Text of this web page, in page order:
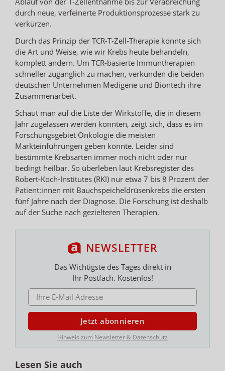
durch neue, verfeinerte Produktionsprozesse stark zu
verkürzen.
Durch das Prinzip der TCR-T-Zell-Therapie könnte sich
die Art und Weise, wie wir Krebs heute behandeln,
komplett ändern. Um TCR-basierte Immuntherapien
schneller zugänglich zu machen, verkünden die beiden
deutschen Unternehmen Medigene und Biontech ihre
Zusammenarbeit.
Schaut man auf die Liste der Wirkstoffe, die in diesem
Jahr zugelassen werden könnten, zeigt sich, dass es im
Forschungsgebiet Onkologie die meisten
Markteinführungen geben könnte. Leider sind
bestimmte Krebsarten immer noch nicht oder nur
bedingt heilbar. So überleben laut Krebsregister des
Robert-Koch-Institutes (RKI) nur etwa 7 bis 8 Prozent der
Patient:innen mit Bauchspeicheldrüsenkrebs die ersten
fünf Jahre nach der Diagnose. Die Forschung ist deshalb
auf der Suche nach gezielteren Therapien.
NEWSLETTER
Das Wichtigste des Tages direkt in
Ihr Postfach. Kostenlos!
E-MAIL ADRESSE
Jetzt abonnieren
Hinweis zum Newsletter & Datenschutz
Lesen Sie auch